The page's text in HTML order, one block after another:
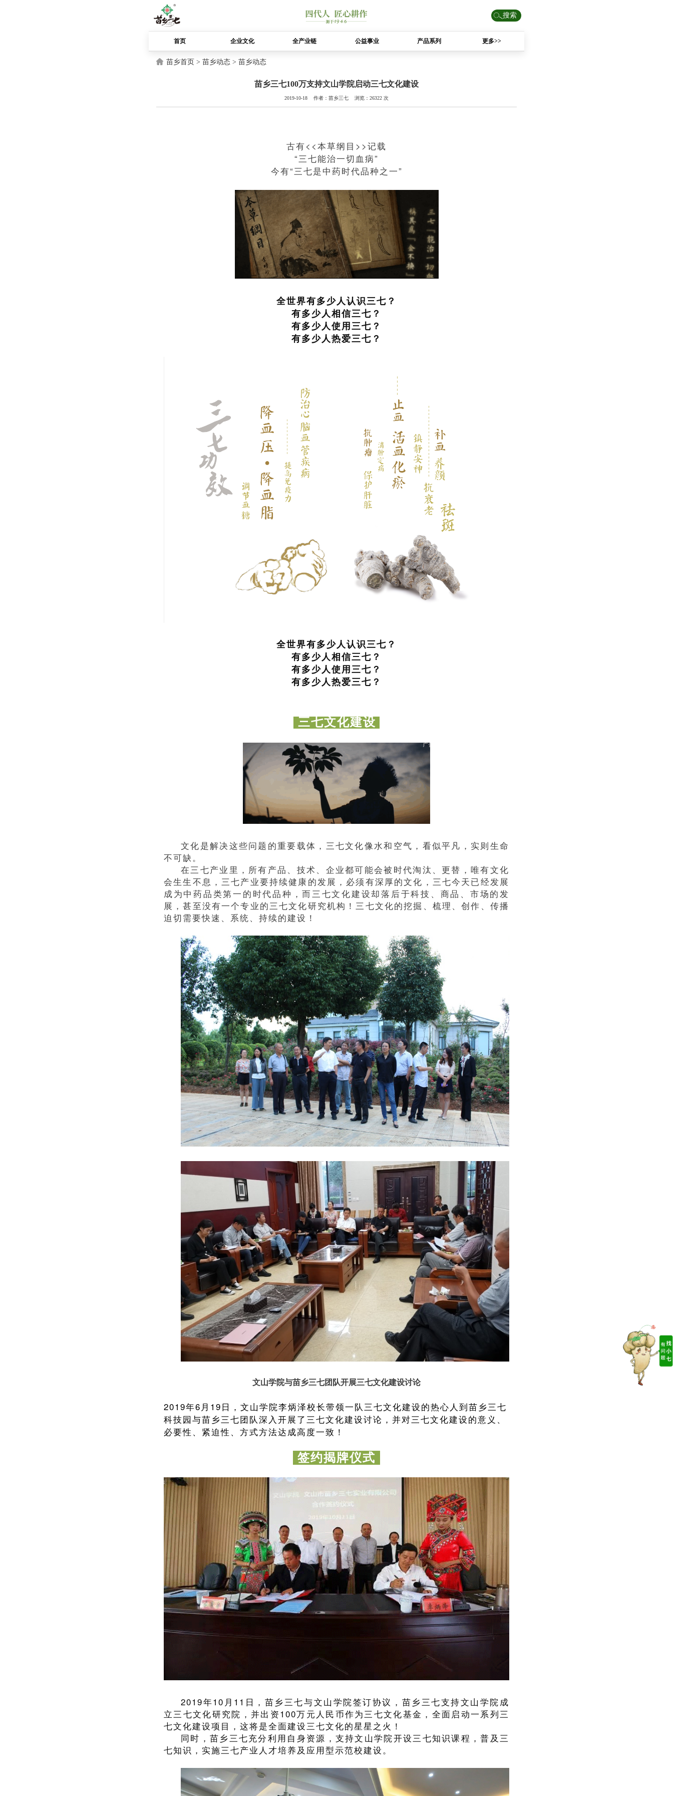
搜索
首页 企业文化 全产业链 公益事业 产品系列 更多>>
苗乡首页 > 苗乡动态 > 苗乡动态
苗乡三七100万支持文山学院启动三七文化建设
2019-10-18 作者：苗乡三七 浏览：26322 次
古有<<本草纲目>>记载
“三七能治一切血病”
今有“三七是中药时代品种之一”
全世界有多少人认识三七？
有多少人相信三七？
有多少人使用三七？
有多少人热爱三七？
全世界有多少人认识三七？
有多少人相信三七？
有多少人使用三七？
有多少人热爱三七？
三七文化建设
文化是解决这些问题的重要载体，三七文化像水和空气，看似平凡，实则生命
不可缺。
在三七产业里，所有产品、技术、企业都可能会被时代淘汰、更替，唯有文化
会生生不息，三七产业要持续健康的发展，必须有深厚的文化，三七今天已经发展
成为中药品类第一的时代品种，而三七文化建设却落后于科技、商品、市场的发
展，甚至没有一个专业的三七文化研究机构！三七文化的挖掘、梳理、创作、传播
迫切需要快速、系统、持续的建设！
文山学院与苗乡三七团队开展三七文化建设讨论
2019年6月19日，文山学院李炳泽校长带领一队三七文化建设的热心人到苗乡三七
科技园与苗乡三七团队深入开展了三七文化建设讨论，并对三七文化建设的意义、
必要性、紧迫性、方式方法达成高度一致！
签约揭牌仪式
2019年10月11日，苗乡三七与文山学院签订协议，苗乡三七支持文山学院成
立三七文化研究院，并出资100万元人民币作为三七文化基金，全面启动一系列三
七文化建设项目，这将是全面建设三七文化的星星之火！
同时，苗乡三七充分利用自身资源，支持文山学院开设三七知识课程，普及三
七知识，实施三七产业人才培养及应用型示范校建设。